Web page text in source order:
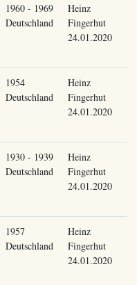
1960 - 1969
Deutschland
Heinz
Fingerhut
24.01.2020
1954
Deutschland
Heinz
Fingerhut
24.01.2020
1930 - 1939
Deutschland
Heinz
Fingerhut
24.01.2020
1957
Deutschland
Heinz
Fingerhut
24.01.2020